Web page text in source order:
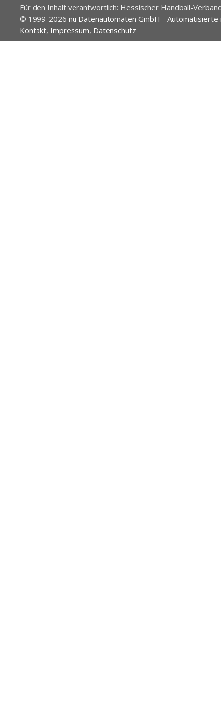
Für den Inhalt verantwortlich: Hessischer Handball-
© 1999-2026 nu Datenautomaten GmbH -
Kontakt, Impressum, Datenschutz